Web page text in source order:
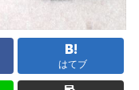
はてブ